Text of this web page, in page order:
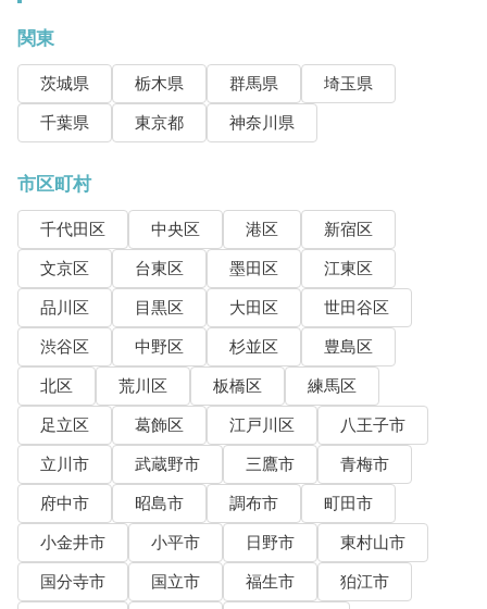
関東
茨城県 栃木県 群馬県
埼玉県
千葉県
東京都 神奈川県
市区町村
千代田区 中央区 港区
新宿区
文京区
台東区 墨田区
江東区
品川区
目黒区 大田区
世田谷区
渋谷区
中野区 杉並区
豊島区
北区
荒川区 板橋区
練馬区
足立区
葛飾区 江戸川区
八王子市
立川市
武蔵野市 三鷹市
青梅市
府中市
昭島市 調布市
町田市
小金井市
小平市 日野市
東村山市
国分寺市
国立市 福生市
狛江市